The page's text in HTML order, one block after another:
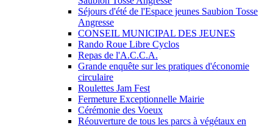
Séjours d'été de l'Espace jeunes Saubion Tosse
Angresse
CONSEIL MUNICIPAL DES JEUNES
Rando Roue Libre Cyclos
Repas de l'A.C.C.A.
Grande enquête sur les pratiques d'économie
circulaire
Roulettes Jam Fest
Fermeture Exceptionnelle Mairie
Cérémonie des Voeux
Réouverture de tous les parcs à végétaux en